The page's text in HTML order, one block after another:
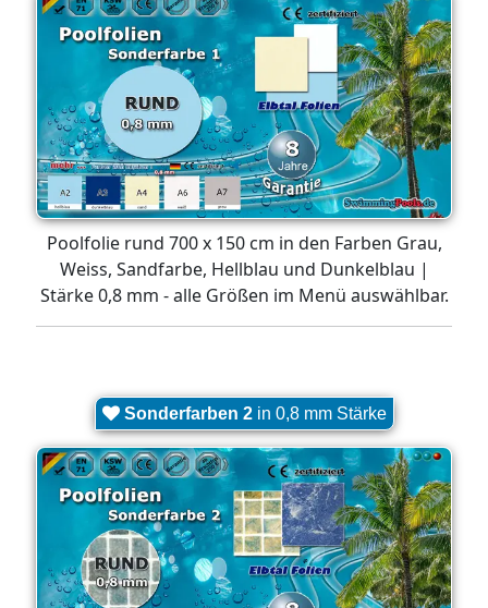
Poolfolie rund 700 x 150 cm in den Farben Grau,
Weiss, Sandfarbe, Hellblau und Dunkelblau |
Stärke 0,8 mm - alle Größen im Menü auswählbar.
Sonderfarben 2in 0,8 mm Stärke